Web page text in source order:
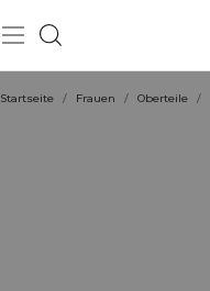
Startseite / Frauen / Oberteile /